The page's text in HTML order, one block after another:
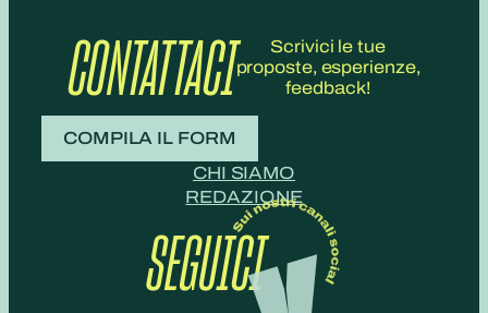
CONTATTACI
Scrivici le tue
proposte, esperienze,
feedback!
COMPILA IL FORM
CHI SIAMO
REDAZIONE
SEGUICI